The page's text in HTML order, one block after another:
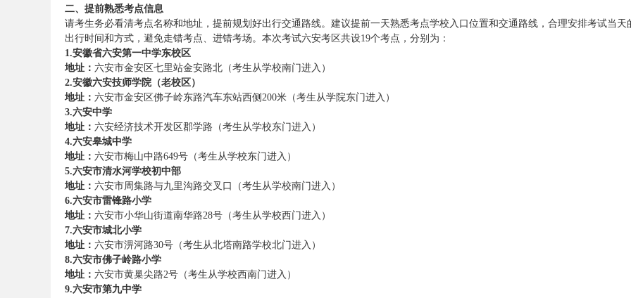
二、提前熟悉考点信息
请考生务必看清考点名称和地址，提前规划好出行交通路线。建议提前一天熟悉考点学校入口位置和交通路线，合理安排考试当天
出行时间和方式，避免走错考点、进错考场。本次考试六安考区共设19个考点，分别为：
1.安徽省六安第一中学东校区
地址： 六安市金安区七里站金安路北（考生从学校南门进入）
2.安徽六安技师学院（老校区）
地址： 六安市金安区佛子岭东路汽车东站西侧200米（考生从学院东门进入）
3.六安中学
地址： 六安经济技术开发区郡学路（考生从学校东门进入）
4.六安皋城中学
地址： 六安市梅山中路649号（考生从学校东门进入）
5.六安市清水河学校初中部
地址： 六安市周集路与九里沟路交叉口（考生从学校南门进入）
6.六安市雷锋路小学
地址： 六安市小华山街道南华路28号（考生从学校西门进入）
7.六安市城北小学
地址： 六安市淠河路30号（考生从北塔南路学校北门进入）
8.六安市佛子岭路小学
地址： 六安市黄巢尖路2号（考生从学校西南门进入）
9.六安市第九中学